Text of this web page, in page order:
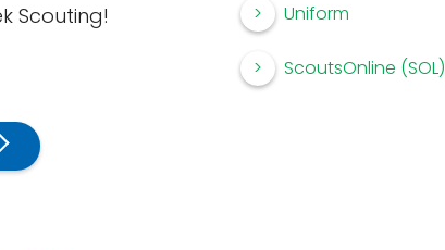
Scouting!
Uniform
ScoutsOnline (SOL)